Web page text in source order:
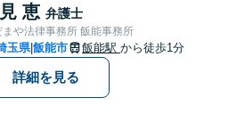
恵 弁護士
まや法律事務所 飯能事務所
玉県|飯能市 飯能駅 から徒歩1分
詳細を見る